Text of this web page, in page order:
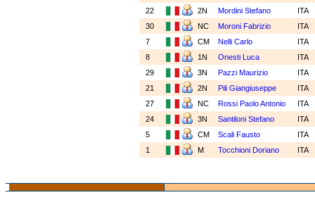
22
2N Mordini Stefano
ITA
30
NC Moroni Fabrizio
ITA
7
CM Nelli Carlo
ITA
8
1N Onesti Luca
ITA
29
3N Pazzi Maurizio
ITA
21
2N Pili Giangiuseppe
ITA
27
NC Rossi Paolo Antonio
ITA
24
3N Santiloni Stefano
ITA
5
CM Scali Fausto
ITA
1
M Tocchioni Doriano ITA